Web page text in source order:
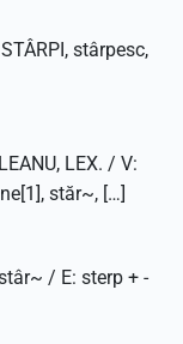
stârpesc,
LEX. / V:
stăr~, […]
/ E: sterp + -